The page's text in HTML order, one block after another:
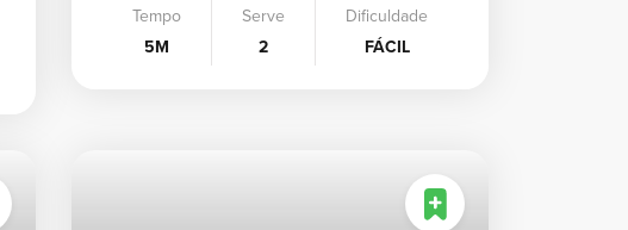
Tempo
5M
Serve
2
Dificuldade
FÁCIL